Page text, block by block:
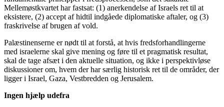
Mellemøstkvartet har fastsat: (1) anerkendelse af Israels ret til at
eksistere, (2) accept af hidtil indgåede diplomatiske aftaler, og (3)
fraskrivelse af brugen af vold.
Palæstinenserne er nødt til at forstå, at hvis fredsforhandlingerne
med israelerne skal give mening og føre til et pragmatisk resultat,
skal de tage afsæt i den aktuelle situation, og ikke i perspektivløse
diskussioner om, hvem der har særlig historisk ret til de områder, der
ligger i Israel, Gaza, Vestbredden og Jerusalem.
Ingen hjælp udefra